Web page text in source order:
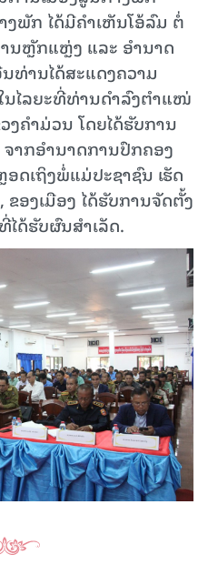
ພັກ ໄດ້ມີຄໍາເຫັນໂອ້ລົມ ຕໍ່
ນຫຼັກແຫຼ່ງ ແລະ ອຳນາດ
ທ່ານໄດ້ສະແດງຄວາມ
ນໄລຍະທີ່ທ່ານດຳລົງຕໍາແໜ່
ງຄໍາມ່ວນ ໂດຍໄດ້ຮັບການ
ກອຳນາດການປົກຄອງ
ດເຖິງພໍ່ແມ່ປະຊາຊົນ ເຮັດ
ອງເມືອງ ໄດ້ຮັບການຈັດຕັ້ງ
ດ້ຮັບຜົນສຳເລັດ.